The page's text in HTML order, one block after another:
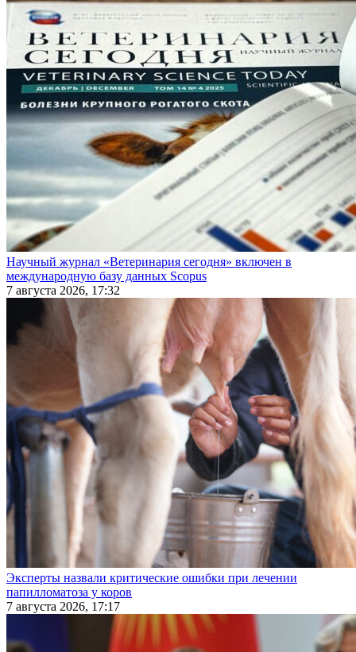
Научный журнал «Ветеринария сегодня» включен в
международную базу данных Scopus
7 августа 2026, 17:32
Эксперты назвали критические ошибки при лечении
папилломатоза у коров
7 августа 2026, 17:17